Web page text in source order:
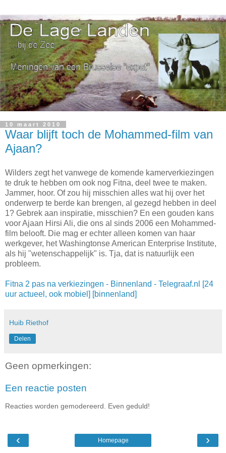
10 maart 2010
Waar blijft toch de Mohammed-film van
Ajaan?
Wilders zegt het vanwege de komende kamerverkiezingen
te druk te hebben om ook nog Fitna, deel twee te maken.
Jammer, hoor. Of zou hij misschien alles wat hij over het
onderwerp te berde kan brengen, al gezegd hebben in deel
1? Gebrek aan inspiratie, misschien? En een gouden kans
voor Ajaan Hirsi Ali, die ons al sinds 2006 een Mohammed-
film belooft. Die mag er echter alleen komen van haar
werkgever, het Washingtonse American Enterprise Institute,
als hij "wetenschappelijk" is. Tja, dat is natuurlijk een
probleem.
Fitna 2 pas na verkiezingen - Binnenland - Telegraaf.nl [24
uur actueel, ook mobiel] [binnenland]
Huib Riethof
Delen
Geen opmerkingen:
Een reactie posten
Reacties worden gemodereerd. Even geduld!
‹ ›
Homepage